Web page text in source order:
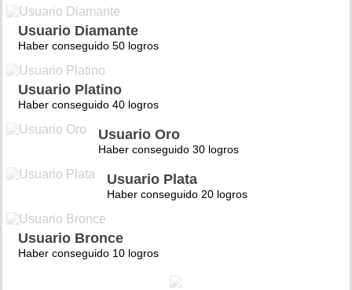
Usuario Diamante
Haber conseguido 50 logros
Usuario Platino
Haber conseguido 40 logros
Usuario Oro
Haber conseguido 30 logros
Usuario Plata
Haber conseguido 20 logros
Usuario Bronce
Haber conseguido 10 logros